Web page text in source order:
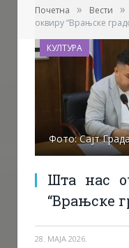
Почетна » Вести »
оквиру “Врањске
Фото: Сајт
Шта нас
“Врањске
28. МАЈА 2026.
КУЛТУРА